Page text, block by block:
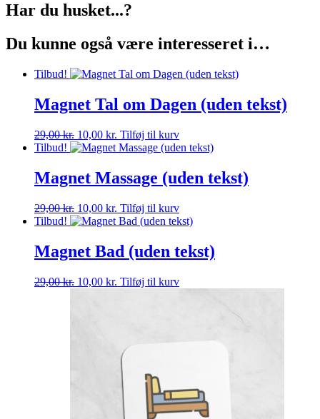
Har du husket...?
Du kunne også være interesseret i…
Tilbud!
Magnet Tal om Dagen (uden tekst)
29,00kr. Den
oprindelige
var:
29,00 kr..
10,00 kr. Den
aktuelle
er:
10,00 kr..
Tilføj til kurv
Tilbud!
Magnet Massage (uden tekst)
29,00kr. Den
oprindelige
var:
29,00 kr..
10,00 kr. Den
aktuelle
er:
10,00 kr..
Tilføj til kurv
Tilbud!
Magnet Bad (uden tekst)
29,00kr. Den
10,00 kr. Den
Tilføj til kurv